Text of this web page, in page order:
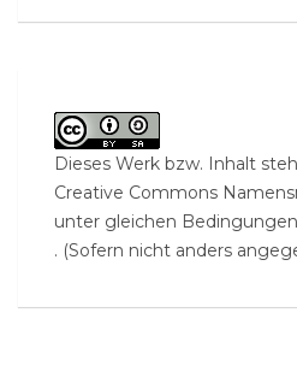
Dieses Werk bzw. Inhalt
Creative Commons
unter gleichen
. (Sofern nicht anders